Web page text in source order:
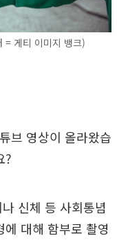
게티 이미지 뱅크)
브 영상이 올라왔습
?
신체 등 사회통념
대해 함부로 촬영